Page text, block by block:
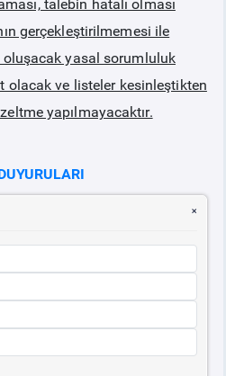
talebin hatalı olması
gerçekleştirilmemesi ile
yasal sorumluluk
olacak ve listeler kesinleştikten
yapılmayacaktır.